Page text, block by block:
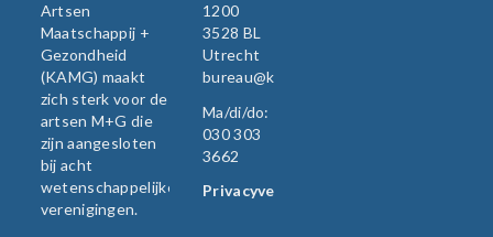
Artsen
Maatschappij +
Gezondheid
(KAMG) maakt
zich sterk voor de
artsen M+G die
zijn aangesloten
bij acht
wetenschappelijke
verenigingen.
1200
3528 BL
Utrecht
bureau@kamg.nl
Ma/di/do:
030 303
3662
Privacyverklaring